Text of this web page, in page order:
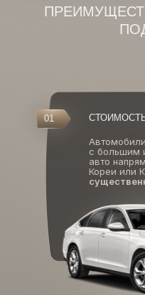
с большим
авто
Кореи или
01